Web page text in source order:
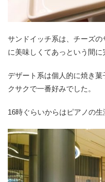
サンドイッチ系は、チーズ
に美味しくてあっという間に
デザート系は個人的に焼き
クサクで一番好みでした。
16時ぐらいからはピアノの生